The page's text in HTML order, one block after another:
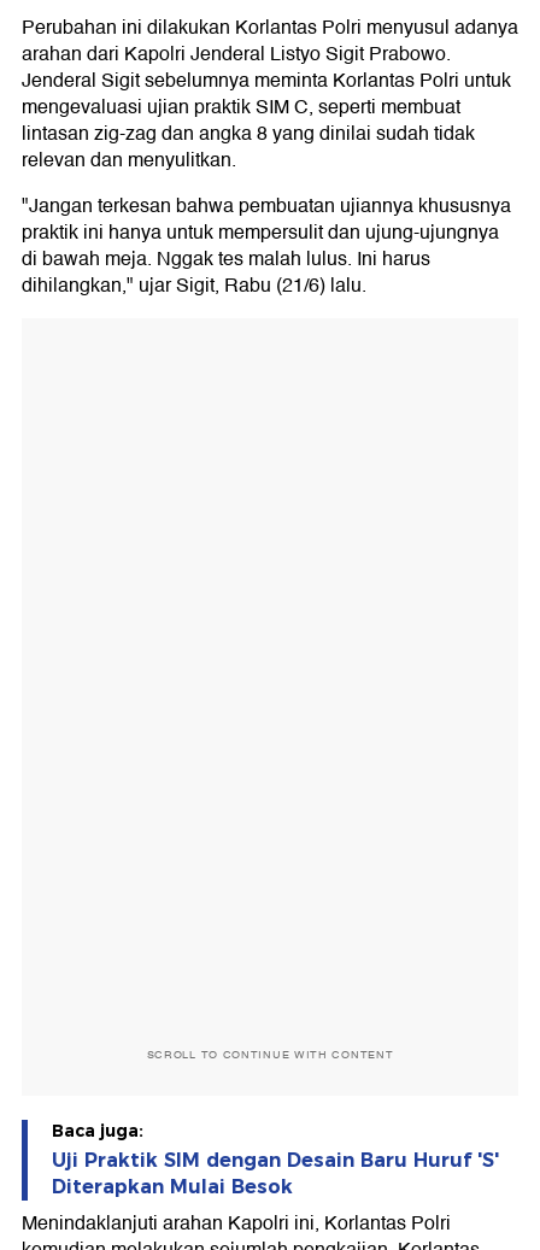
Perubahan ini dilakukan Korlantas Polri menyusul adanya
arahan dari Kapolri Jenderal Listyo Sigit Prabowo.
Jenderal Sigit sebelumnya meminta Korlantas Polri untuk
mengevaluasi ujian praktik SIM C, seperti membuat
lintasan zig-zag dan angka 8 yang dinilai sudah tidak
relevan dan menyulitkan.
"Jangan terkesan bahwa pembuatan ujiannya khususnya
praktik ini hanya untuk mempersulit dan ujung-ujungnya
di bawah meja. Nggak tes malah lulus. Ini harus
dihilangkan," ujar Sigit, Rabu (21/6) lalu.
SCROLL TO CONTINUE WITH CONTENT
Baca juga:
Uji Praktik SIM dengan Desain Baru Huruf 'S'
Diterapkan Mulai Besok
Menindaklanjuti arahan Kapolri ini, Korlantas Polri